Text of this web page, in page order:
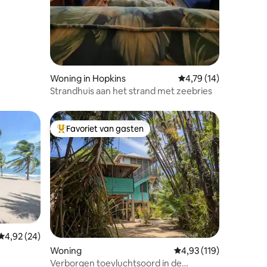
Woning in Hopkins Gemiddelde
4,79 (14)
Strandhuis aan het strand met zeebries
beoordeling van 4,92 op 5, 24 recensies
4,92 (24)
Topfavoriet van gasten
Favoriet van gasten
Woning Gemiddelde
4,93 (119)
Verborgen toevluchtsoord in de